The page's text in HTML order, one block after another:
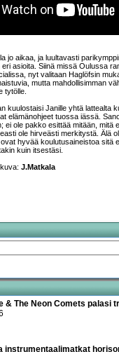
jo aikaa, ja luultavasti
asioita. Siinä missä Oulussa
nyt valitaan Haglöfsin
mutta mahdollisimman
tytölle.
kuulostaisi Janille yhtä lattealta
elämänohjeet tuossa iässä.
ei ole pakko esittää mitään, mitä
ole hirveästi merkitystä. Älä
hyvää koulutusaineistoa sitä
kuin itsestäsi.
J.Matkala
& The Neon Comets palasi
instrumentaalimatkat